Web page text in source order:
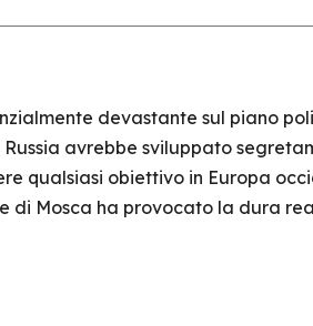
devastante sul piano
avrebbe sviluppato
qualsiasi obiettivo in Europa
Mosca ha provocato la dura